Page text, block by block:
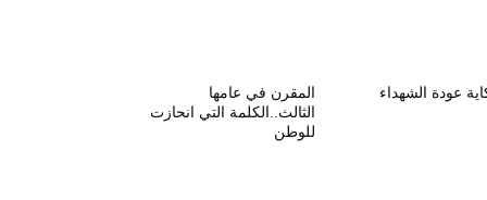
المقرن في عامها
الثالث..الكلمة التي انحازت
للوطن
عودة الشهداء